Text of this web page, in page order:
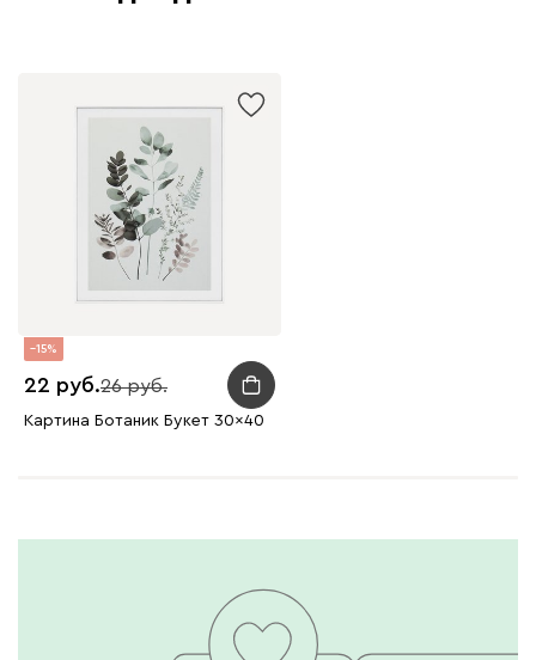
15
22 26
Картина Ботаник Букет 30x40